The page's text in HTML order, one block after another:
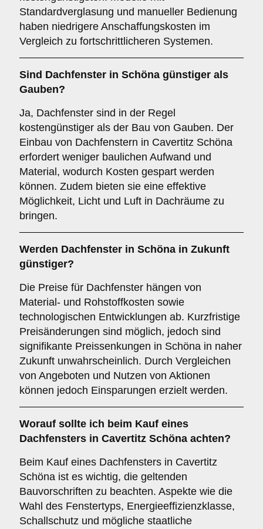
Standardverglasung und manueller Bedienung
haben niedrigere Anschaffungskosten im
Vergleich zu fortschrittlicheren Systemen.
Sind Dachfenster in Schöna günstiger als
Gauben?
Ja, Dachfenster sind in der Regel
kostengünstiger als der Bau von Gauben. Der
Einbau von Dachfenstern in Cavertitz Schöna
erfordert weniger baulichen Aufwand und
Material, wodurch Kosten gespart werden
können. Zudem bieten sie eine effektive
Möglichkeit, Licht und Luft in Dachräume zu
bringen.
Werden Dachfenster in Schöna in Zukunft
günstiger?
Die Preise für Dachfenster hängen von
Material- und Rohstoffkosten sowie
technologischen Entwicklungen ab. Kurzfristige
Preisänderungen sind möglich, jedoch sind
signifikante Preissenkungen in Schöna in naher
Zukunft unwahrscheinlich. Durch Vergleichen
von Angeboten und Nutzen von Aktionen
können jedoch Einsparungen erzielt werden.
Worauf sollte ich beim Kauf eines
Dachfensters in Cavertitz Schöna achten?
Beim Kauf eines Dachfensters in Cavertitz
Schöna ist es wichtig, die geltenden
Bauvorschriften zu beachten. Aspekte wie die
Wahl des Fenstertyps, Energieeffizienzklasse,
Schallschutz und mögliche staatliche